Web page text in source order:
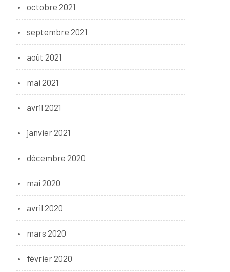
octobre 2021
septembre 2021
août 2021
mai 2021
avril 2021
janvier 2021
décembre 2020
mai 2020
avril 2020
mars 2020
février 2020